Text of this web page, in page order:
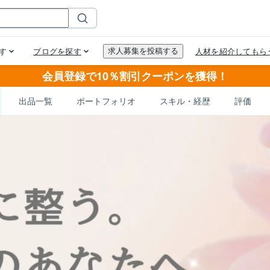
会員登録で10％割引クーポンを獲得！
出品一覧 ポートフォリオ スキル・経歴 評価